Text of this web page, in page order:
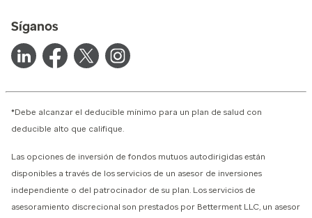
Síganos
*Debe alcanzar el deducible mínimo para un plan de salud con
deducible alto que califique.
Las opciones de inversión de fondos mutuos autodirigidas están
disponibles a través de los servicios de un asesor de inversiones
independiente o del patrocinador de su plan. Los servicios de
asesoramiento discrecional son prestados por Betterment LLC, un asesor